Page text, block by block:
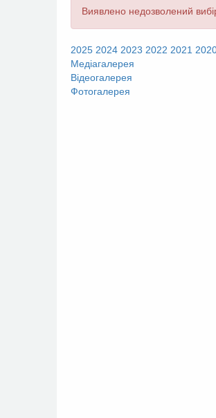
Повідомлення
Виявлено недозволений
2025 2024 2023 2022 2021
Медіагалерея
Відеогалерея
Фотогалерея